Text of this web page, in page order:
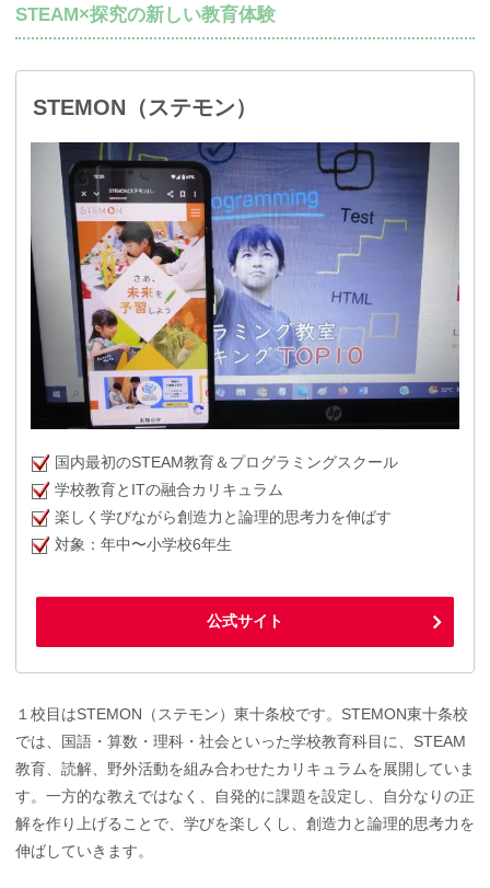
STEAM×探究の新しい教育体験
STEMON（ステモン）
国内最初のSTEAM教育＆プログラミングスクール
学校教育とITの融合カリキュラム
楽しく学びながら創造力と論理的思考力を伸ばす
対象：年中〜小学校6年生
公式サイト
１校目はSTEMON（ステモン）東十条校です。STEMON東十条校
では、国語・算数・理科・社会といった学校教育科目に、STEAM
教育、読解、野外活動を組み合わせたカリキュラムを展開していま
す。一方的な教えではなく、自発的に課題を設定し、自分なりの正
解を作り上げることで、学びを楽しくし、創造力と論理的思考力を
伸ばしていきます。